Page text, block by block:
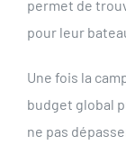
permet de
pour leur
Une fois la
budget global
ne pas